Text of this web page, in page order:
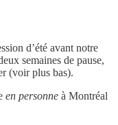
d’été avant notre
semaines de pause,
(voir plus bas).
en personne à Montréal